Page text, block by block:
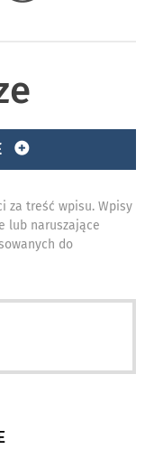
za treść wpisu. Wpisy
lub naruszające
do